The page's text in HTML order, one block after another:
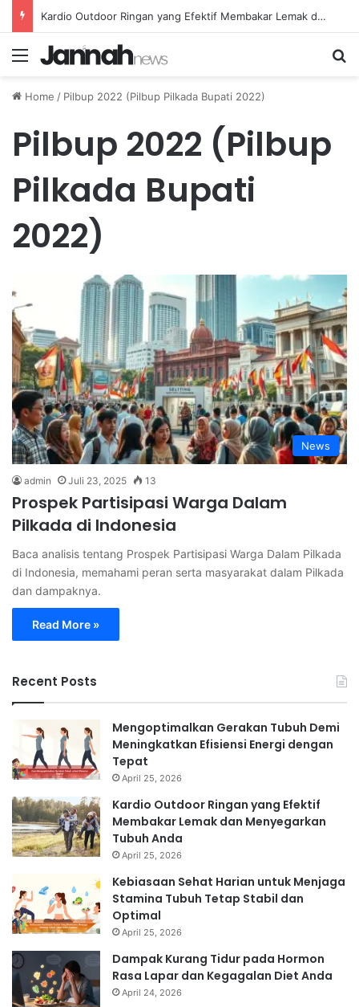
Kardio Outdoor Ringan yang Efektif Membakar Lemak dan Menyegarkan Tubuh Anda
Menu
Home / Pilbup 2022 (Pilbup Pilkada Bupati 2022)
Pilbup 2022 (Pilbup
Pilkada Bupati
2022)
News
admin Juli 23, 2025 13
Prospek Partisipasi Warga Dalam
Pilkada di Indonesia
Baca analisis tentang Prospek Partisipasi Warga Dalam Pilkada
di Indonesia, memahami peran serta masyarakat dalam Pilkada
dan dampaknya.
Read More »
Recent Posts
Mengoptimalkan Gerakan Tubuh Demi
Meningkatkan Efisiensi Energi dengan
Tepat
April 25, 2026
Kardio Outdoor Ringan yang Efektif
Membakar Lemak dan Menyegarkan
Tubuh Anda
April 25, 2026
Kebiasaan Sehat Harian untuk Menjaga
Stamina Tubuh Tetap Stabil dan
Optimal
April 25, 2026
Dampak Kurang Tidur pada Hormon
Rasa Lapar dan Kegagalan Diet Anda
April 24, 2026